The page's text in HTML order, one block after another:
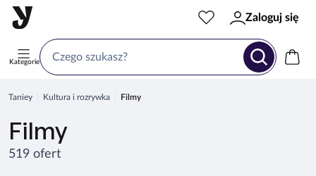
Kategorie
Zaloguj się
Taniey Kultura i rozrywka Filmy
Filmy
519 ofert